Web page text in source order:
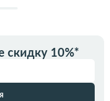
скидку 10%*